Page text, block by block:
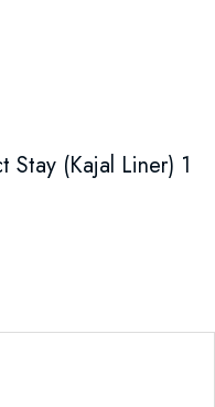
Stay (Kajal Liner) 1